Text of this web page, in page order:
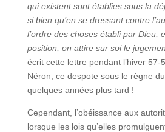
qui existent sont établies sous la
si bien qu’en se dressant contre
l’ordre des choses établi par Dieu,
position, on attire sur soi le
écrit cette lettre pendant l’hiver 57-
Néron, ce despote sous le règne
quelques années plus tard !
Cependant, l’obéissance aux
lorsque les lois qu’elles